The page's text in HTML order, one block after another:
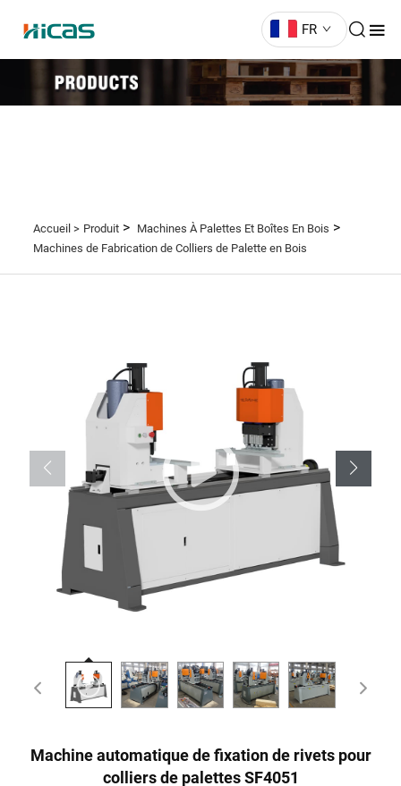
FR
Accueil > Produit> Machines À Palettes Et Boîtes En Bois >
Machines de Fabrication de Colliers de Palette en Bois
Machine automatique de fixation de rivets pour
colliers de palettes SF4051